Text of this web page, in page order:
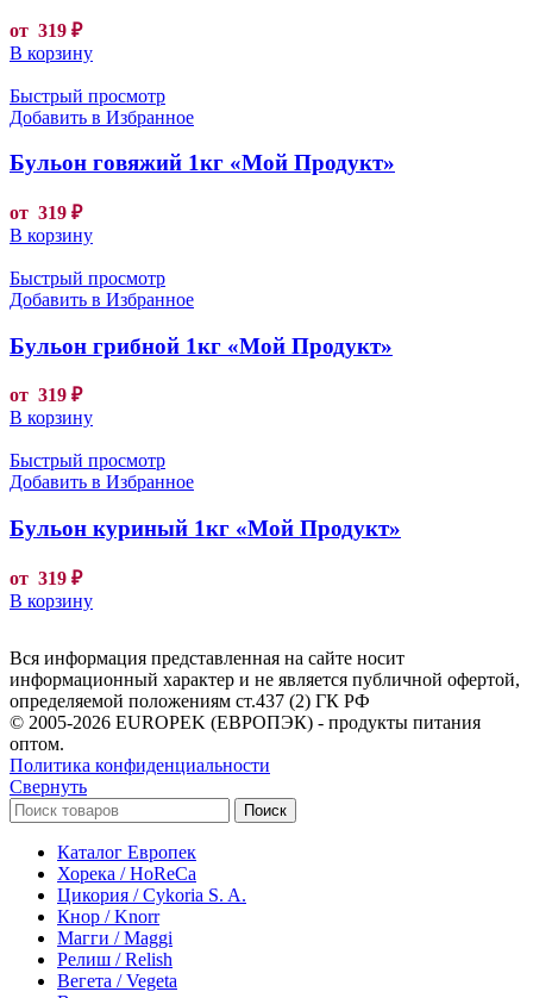
от 319 ₽
В корзину
Быстрый просмотр
Добавить в Избранное
Бульон говяжий 1кг «Мой Продукт»
от 319 ₽
В корзину
Быстрый просмотр
Добавить в Избранное
Бульон грибной 1кг «Мой Продукт»
от 319 ₽
В корзину
Быстрый просмотр
Добавить в Избранное
Бульон куриный 1кг «Мой Продукт»
от 319 ₽
В корзину
Вся информация представленная на сайте носит
информационный характер и не является публичной офертой,
определяемой положениям ст.437 (2) ГК РФ
© 2005-2026 EUROPEK (ЕВРОПЭК) - продукты питания
оптом.
Политика конфиденциальности
Свернуть
Поиск
Каталог Европек
Хорека / HoReCa
Цикория / Cykoria S. A.
Кнор / Knorr
Магги / Maggi
Релиш / Relish
Вегета / Vegeta